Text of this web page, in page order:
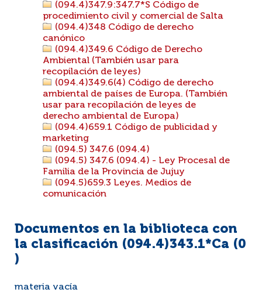
(094.4)347.9:347.7*S Código de
procedimiento civil y comercial de Salta
(094.4)348 Código de derecho
canónico
(094.4)349.6 Código de Derecho
Ambiental (También usar para
recopilación de leyes)
(094.4)349.6(4) Código de derecho
ambiental de países de Europa. (También
usar para recopilación de leyes de
derecho ambiental de Europa)
(094.4)659.1 Código de publicidad y
marketing
(094.5) 347.6 (094.4)
(094.5) 347.6 (094.4) - Ley Procesal de
Familia de la Provincia de Jujuy
(094.5)659.3 Leyes. Medios de
comunicación
Documentos en la biblioteca con
la clasificación (094.4)343.1*Ca (0
)
materia vacía